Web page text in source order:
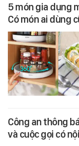
5 món gia dụng
Có món ai dùng
Công an thông
và cuộc gọi có